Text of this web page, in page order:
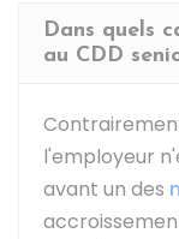
Dans quels
au CDD
l'employeur
avant un des